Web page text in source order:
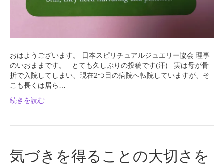
おはようございます。 日本スピリチュアルジュエリー協会 理事
のいおままです。 とても久しぶりの投稿です(汗) 実は母が骨
折で入院してしまい、現在2つ目の病院へ転院していますが、そ
こも長くは居ら…
続きを読む
気づきを得ることの大切さを